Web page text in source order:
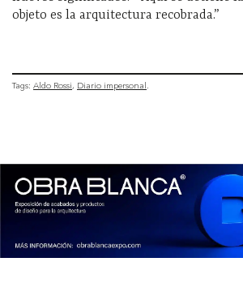
objeto es la arquitectura recobrada.”
Tags: Aldo Rossi Diario impersonal